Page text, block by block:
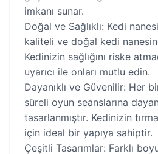
imkanı sunar.
Doğal ve Sağlıklı: Kedi
kaliteli ve doğal kedi
Kedinizin sağlığını riske
uyarıcı ile onları mutlu edin.
Dayanıklı ve Güvenilir: Her
süreli oyun seanslarına
tasarlanmıştır. Kedinizin
için ideal bir yapıya sahiptir.
Çeşitli Tasarımlar: Farklı